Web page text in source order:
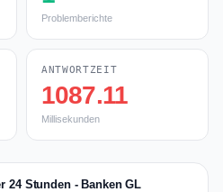
Problemberichte
ANTWORTZEIT
1087.11
Millisekunden
24 Stunden - Banken GL